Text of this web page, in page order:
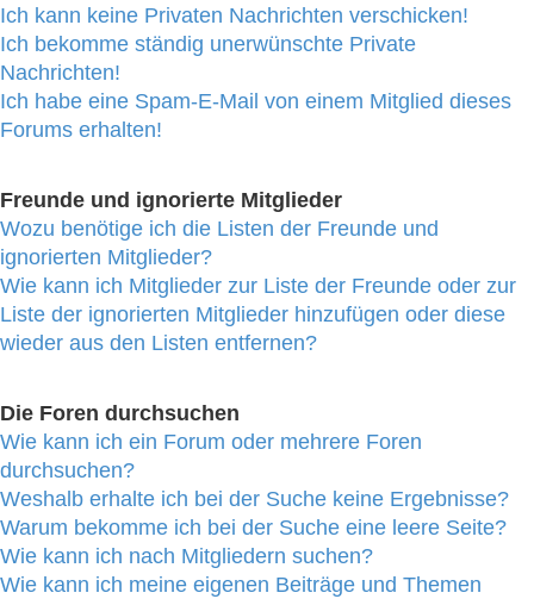
Ich kann keine Privaten Nachrichten verschicken!
Ich bekomme ständig unerwünschte Private
Nachrichten!
Ich habe eine Spam-E-Mail von einem Mitglied dieses
Forums erhalten!
Freunde und ignorierte Mitglieder
Wozu benötige ich die Listen der Freunde und
ignorierten Mitglieder?
Wie kann ich Mitglieder zur Liste der Freunde oder zur
Liste der ignorierten Mitglieder hinzufügen oder diese
wieder aus den Listen entfernen?
Die Foren durchsuchen
Wie kann ich ein Forum oder mehrere Foren
durchsuchen?
Weshalb erhalte ich bei der Suche keine Ergebnisse?
Warum bekomme ich bei der Suche eine leere Seite?
Wie kann ich nach Mitgliedern suchen?
Wie kann ich meine eigenen Beiträge und Themen